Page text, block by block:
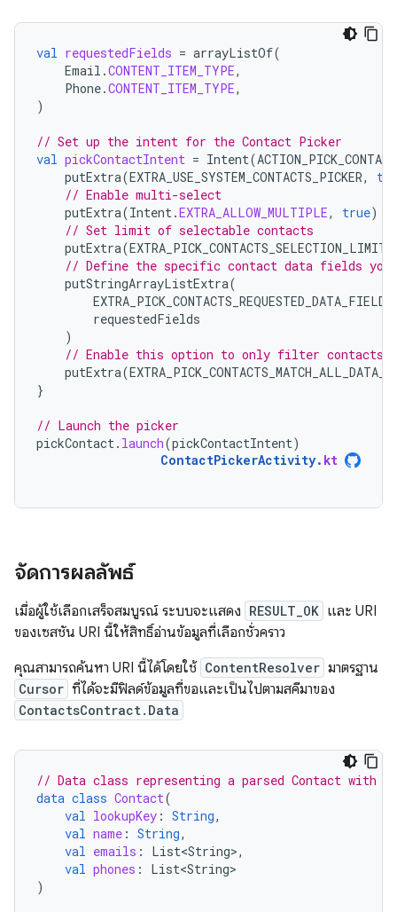
val requestedFields = arrayListOf(
Email .CONTENT_ITEM_TYPE,
Phone.CONTENT_ITEM_TYPE,
)
// Set up the intent for the Contact Picker
val pickContactIntent = Intent(
putExtra(EXTRA_USE_SYSTEM_CONTACTS_PICKER,
// Enable multi-select
putExtra(Intent.EXTRA_ALLOW_MULTIPLE, true)
// Set limit of selectable contacts
putExtra(EXTRA_PICK_CONTACTS_SELECTION_LIMIT
// Define the specific contact data fields you
putStringArrayListExtra(
EXTRA_PICK_CONTACTS_REQUESTED_DATA_FIELDS
requestedFields
)
// Enable this option to only filter contacts
putExtra(
}
// Launch the picker
pickContact. launch(pickContactIntent)
ContactPickerActivity. kt
จัดการผลลัพธ์
เมื่อผู้ใช้เลือกเสร็จสมบูรณ์ ระบบจะแสดง RESULT_OK และ URI
ของเซสชัน URI นี้ให้สิทธิ์อ่านข้อมูลที่เลือกชั่วคราว
คุณสามารถค้นหา URI นี้ได้โดยใช้ ContentResolver มาตรฐาน
Cursor ที่ได้จะมีฟิลด์ข้อมูลที่ขอและเป็นไปตามสคีมาของ
ContactsContract.Data
// Data class representing a parsed Contact with
data class Contact(
val lookupKey : String,
val name : String,
val emails : List<String>,
val phones :
List<String>
)